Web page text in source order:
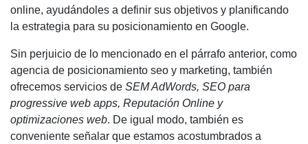
online, ayudándoles a definir sus objetivos y planificando
la estrategia para su posicionamiento en Google.
Sin perjuicio de lo mencionado en el párrafo anterior, como
agencia de posicionamiento seo y marketing, también
ofrecemos servicios de SEM AdWords, SEO para
progressive web apps, Reputación Online y
optimizaciones web. De igual modo, también es
conveniente señalar que estamos acostumbrados a